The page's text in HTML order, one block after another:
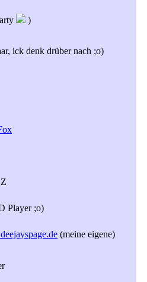
)
ick denk drüber nach ;o)
Player ;o)
(meine eigene)